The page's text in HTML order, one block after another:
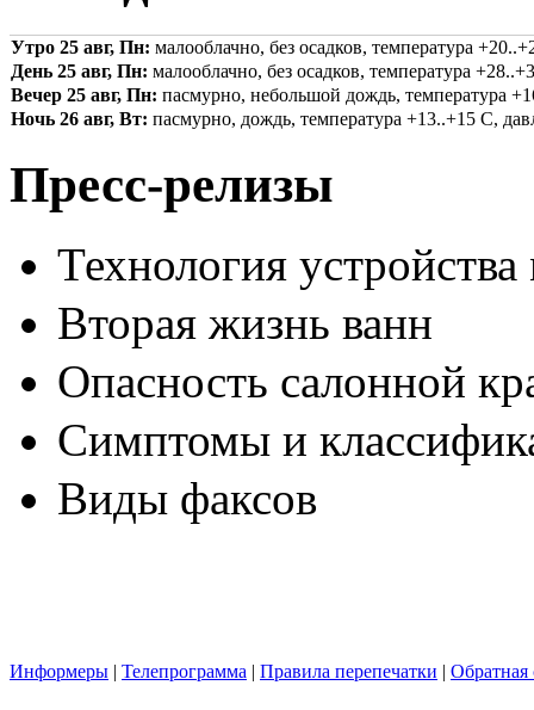
Утро 25 авг, Пн: малооблачно, без осадков, температура
День 25 авг, Пн: малооблачно, без осадков, температура
Вечер 25 авг, Пн: пасмурно, небольшой дождь, температура
Ночь 26 авг, Вт: пасмурно, дождь, температура +13..+15 С,
Пресс-релизы
Технология
Вторая жизнь ванн
Опасность салонной
Симптомы и
Виды факсов
Информеры | Телепрограмма | Правила перепечатки | Обратная